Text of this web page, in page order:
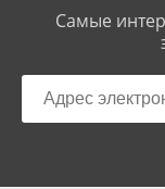
Самые